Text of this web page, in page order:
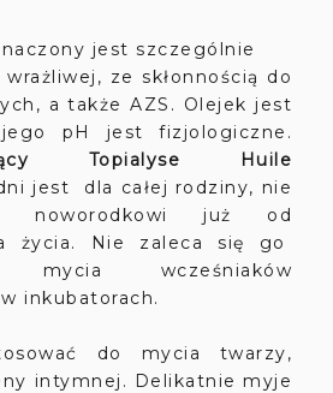
jest szczególnie
ze skłonnością do
a także AZS. Olejek jest
jego pH jest fizjologiczne.
Topialyse Huile
jest dla całej rodziny, nie
noworodkowi już od
życia. Nie zaleca się go
wcześniaków
inkubatorach.
do mycia twarzy,
intymnej. Delikatnie myje